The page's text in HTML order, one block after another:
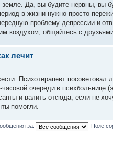
земле. Да, вы будите нервны, вы
в жизни нужно просто
проблему депрессии и
воздухом, общайтесь с
лечит
Психотерапевт
очереди в психбольнице
и валить отсюда, если не
помогли.
за: Поле